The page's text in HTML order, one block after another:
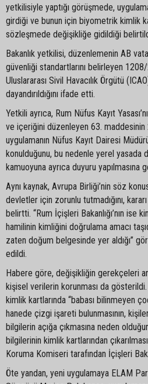
yetkilisiyle yaptığı görüşmede,
girdiği ve bunun için biyometrik kimlik
sözleşmede değişikliğe gidildiği
Bakanlık yetkilisi, düzenlemenin AB
güvenliği standartlarını belirleyen
Uluslararası Sivil Havacılık Örgütü
dayandırıldığını ifade etti.
Yetkili ayrıca, Rum Nüfus Kayıt
ve içeriğini düzenleyen 63. maddesinin
uygulamanın Nüfus Kayıt Dairesi
konulduğunu, bu nedenle yerel yasada
kamuoyuna ayrıca duyuru
Aynı kaynak, Avrupa Birliği’nin söz
devletler için zorunlu tutmadığını,
belirtti. “Rum İçişleri Bakanlığı’nın ise
hamilinin kimliğini doğrulama amacı
zaten doğum belgesinde yer aldığı”
edildi.
Habere göre, değişikliğin gerekçeleri
kişisel verilerin korunması da
kimlik kartlarında “babası bilinmeyen
hanede çizgi işareti bulunmasının,
bilgilerin açığa çıkmasına neden
bilgilerinin kimlik kartlarından
Koruma Komiseri tarafından İçişleri
Öte yandan, yeni uygulamaya ELAM